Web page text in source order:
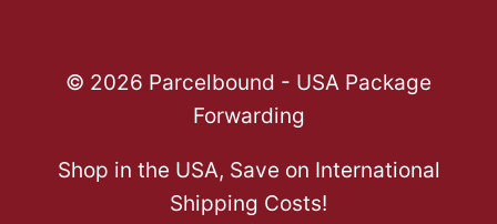
© 2026 Parcelbound - USA Package
Forwarding
Shop in the USA, Save on International
Shipping Costs!